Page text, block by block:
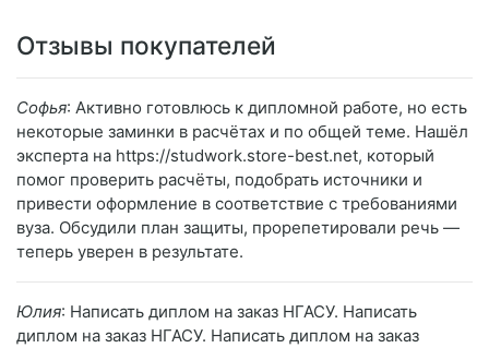
Отзывы покупателей
Софья: Активно готовлюсь к дипломной работе, но есть
некоторые заминки в расчётах и по общей теме. Нашёл
эксперта на https://studwork.store-best.net, который
помог проверить расчёты, подобрать источники и
привести оформление в соответствие с требованиями
вуза. Обсудили план защиты, прорепетировали речь —
теперь уверен в результате.
Юлия: Написать диплом на заказ НГАСУ. Написать
диплом на заказ НГАСУ. Написать диплом на заказ